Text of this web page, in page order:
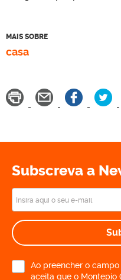
MAIS SOBRE
casa
Subscreva a
Ao preencher o
aceita que o Montepio